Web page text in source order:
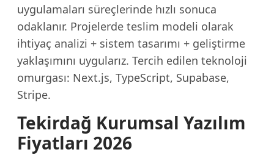
uygulamaları süreçlerinde hızlı sonuca
odaklanır. Projelerde teslim modeli olarak
ihtiyaç analizi + sistem tasarımı + geliştirme
yaklaşımını uygularız. Tercih edilen teknoloji
omurgası: Next.js, TypeScript, Supabase,
Stripe.
Tekirdağ Kurumsal Yazılım
Fiyatları 2026